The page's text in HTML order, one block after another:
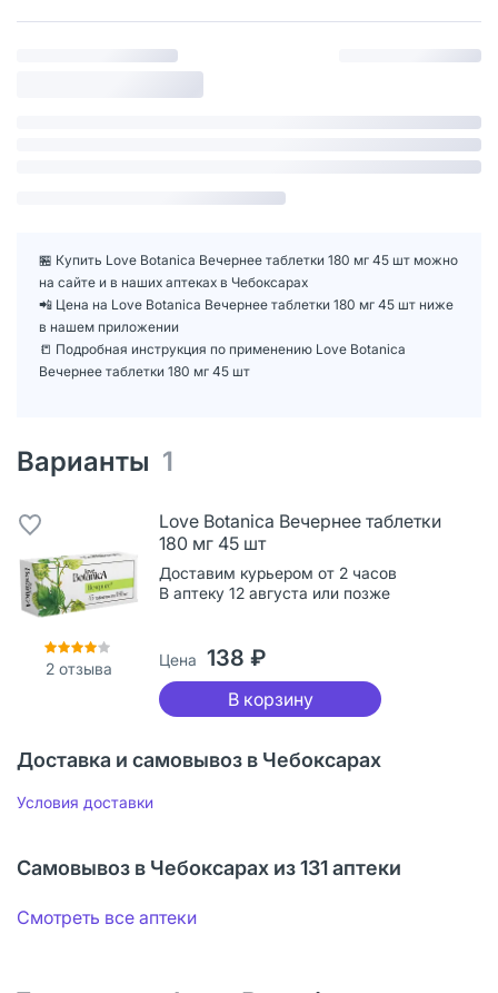
🏪 Купить Love Botanica Вечернее таблетки 180 мг 45 шт можно
на сайте и в наших аптеках в Чебоксарах
📲 Цена на Love Botanica Вечернее таблетки 180 мг 45 шт ниже
в нашем приложении
📒 Подробная инструкция по применению Love Botanica
Вечернее таблетки 180 мг 45 шт
Варианты 1
2 отзыва
Love Botanica Вечернее таблетки
180 мг 45 шт
Доставим курьером от 2 часов
В аптеку 12 августа или позже
Цена 138 ₽
В корзину
Доставка и самовывоз в Чебоксарах
Условия доставки
Самовывоз в Чебоксарах из 131 аптеки
Смотреть все аптеки